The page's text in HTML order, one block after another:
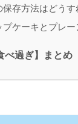
保存方法はどうす
ケーキとプレ
べ過ぎ】まとめ